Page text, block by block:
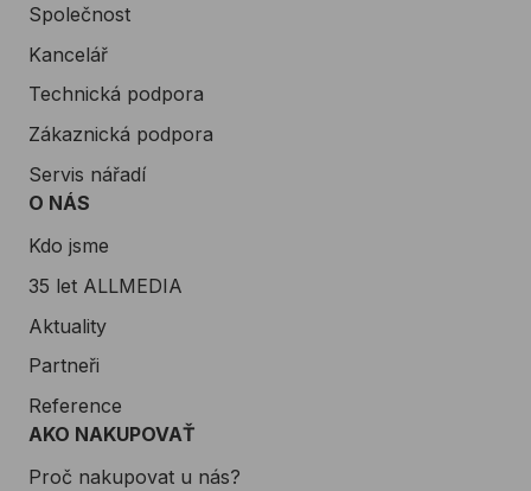
Společnost
Kancelář
Technická podpora
Zákaznická podpora
Servis nářadí
O NÁS
Kdo jsme
35 let ALLMEDIA
Aktuality
Partneři
Reference
AKO NAKUPOVAŤ
Proč nakupovat u nás?